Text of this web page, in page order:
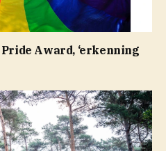
Award, ‘erkenning